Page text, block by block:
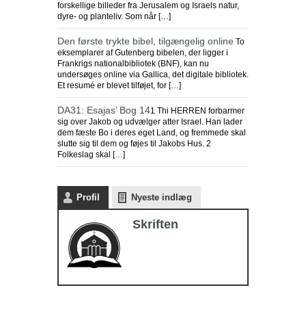
forskellige billeder fra Jerusalem og Israels natur,
dyre- og planteliv. Som når […]
Den første trykte bibel, tilgængelig online To
eksemplarer af Gutenberg bibelen, der ligger i
Frankrigs nationalbibliotek (BNF), kan nu
undersøges online via Gallica, det digitale bibliotek.
Et resumé er blevet tilføjet, for […]
DA31: Esajas’ Bog 141 Thi HERREN forbarmer
sig over Jakob og udvælger atter Israel. Han lader
dem fæste Bo i deres eget Land, og fremmede skal
slutte sig til dem og føjes til Jakobs Hus. 2
Folkeslag skal […]
Profil Nyeste indlæg
Skriften